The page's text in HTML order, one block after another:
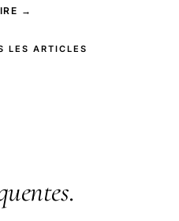
→
LES ARTICLES
.